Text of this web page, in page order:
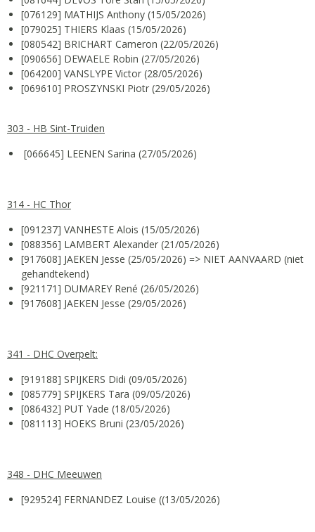
[076129] MATHIJS Anthony (15/05/2026)
[079025] THIERS Klaas (15/05/2026)
[080542] BRICHART Cameron (22/05/2026)
[090656] DEWAELE Robin (27/05/2026)
[064200] VANSLYPE Victor (28/05/2026)
[069610] PROSZYNSKI Piotr (29/05/2026)
303 - HB Sint-Truiden
[066645] LEENEN Sarina (27/05/2026)
314 - HC Thor
[091237] VANHESTE Alois (15/05/2026)
[088356] LAMBERT Alexander (21/05/2026)
[917608] JAEKEN Jesse (25/05/2026) => NIET AANVAARD (niet
gehandtekend)
[921171] DUMAREY René (26/05/2026)
[917608] JAEKEN Jesse (29/05/2026)
341 - DHC Overpelt:
[919188] SPIJKERS Didi (09/05/2026)
[085779] SPIJKERS Tara (09/05/2026)
[086432] PUT Yade (18/05/2026)
[081113] HOEKS Bruni (23/05/2026)
348 - DHC Meeuwen
[929524] FERNANDEZ Louise ((13/05/2026)